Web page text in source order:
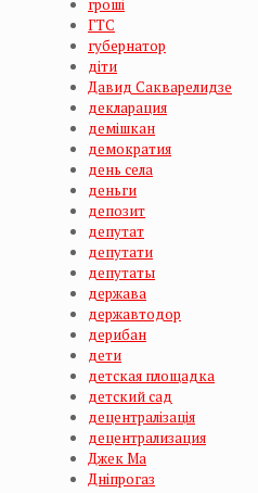
гроші
ГТС
губернатор
діти
Давид Сакварелидзе
декларация
демішкан
демократия
день села
деньги
депозит
депутат
депутати
депутаты
держава
державтодор
дерибан
дети
детская площадка
детский сад
децентралізація
децентрализация
Джек Ма
Дніпрогаз